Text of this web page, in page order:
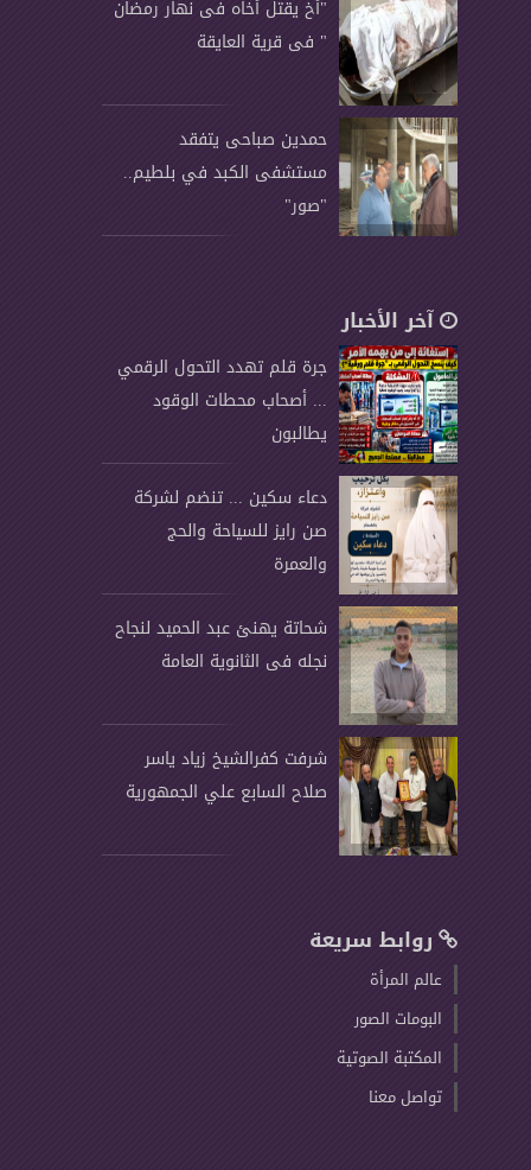
"أخ يقتل أخاه فى نهار رمضان
" فى قرية العايقة
حمدين صباحى يتفقد
مستشفى الكبد في بلطيم..
"صور"
آخر الأخبار
جرة قلم تهدد التحول الرقمي
... أصحاب محطات الوقود
يطالبون
دعاء سكين ... تنضم لشركة
صن رايز للسياحة والحج
والعمرة
شحاتة يهنئ عبد الحميد لنجاح
نجله فى الثانوية العامة
شرفت كفرالشيخ زياد ياسر
صلاح السابع علي الجمهورية
روابط سريعة
عالم المرأة
البومات الصور
المكتبة الصوتية
تواصل معنا